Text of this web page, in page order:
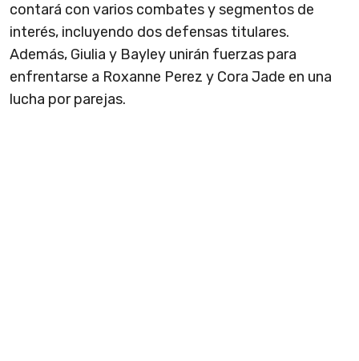
contará con varios combates y segmentos de
interés, incluyendo dos defensas titulares.
Además, Giulia y Bayley unirán fuerzas para
enfrentarse a Roxanne Perez y Cora Jade en una
lucha por parejas.